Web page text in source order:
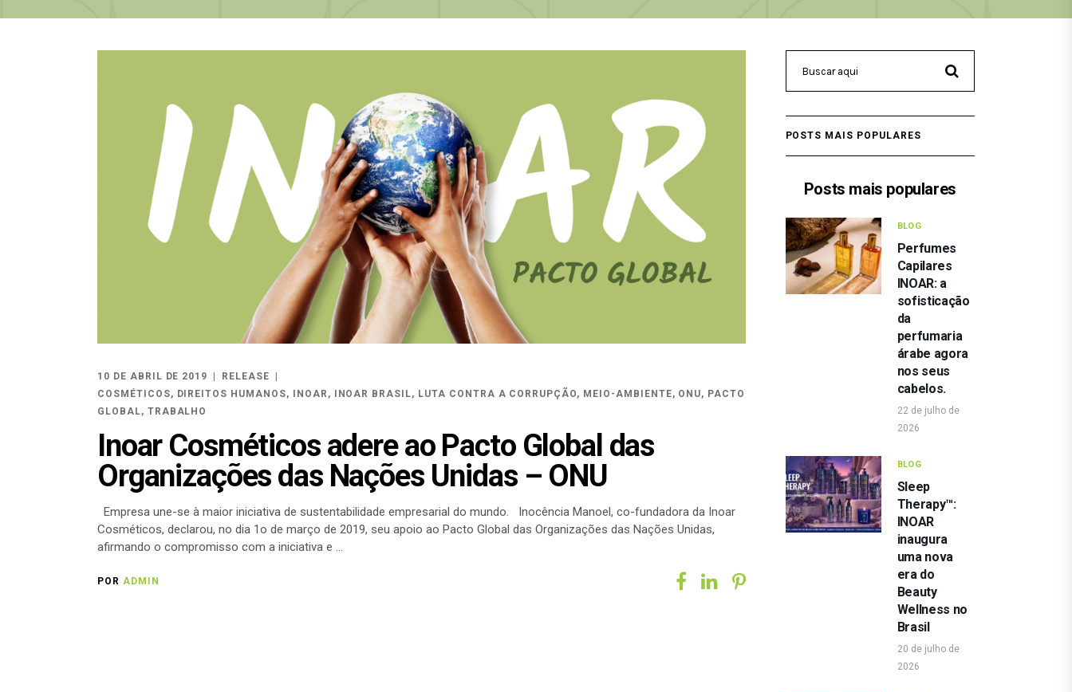
10 DE ABRIL DE 2019
RELEASE
COSMÉTICOS, DIREITOS HUMANOS, INOAR , INOAR BRASIL, LUTA CONTRA A CORRUPÇÃO, MEIO-AMBIENTE, ONU, PACTO
GLOBAL, TRABALHO
Inoar Cosméticos adere ao Pacto Global das
Organizações das Nações Unidas – ONU
Empresa une-se à maior iniciativa de sustentabilidade empresarial do mundo. Inocência Manoel, co-fundadora da Inoar
Cosméticos, declarou, no dia 1o de março de 2019, seu apoio ao Pacto Global das Organizações das Nações Unidas,
afirmando o compromisso com a iniciativa e
POR ADMIN
POSTS MAIS POPULARES
Posts mais populares
BLOG
Perfumes
Capilares
INOAR: a
sofisticação
da
perfumaria
árabe agora
nos seus
cabelos.
22 de julho de
2026
BLOG
Sleep
Therapy™:
INOAR
inaugura
uma nova
era do
Beauty
Wellness no
Brasil
20 de julho de
2026